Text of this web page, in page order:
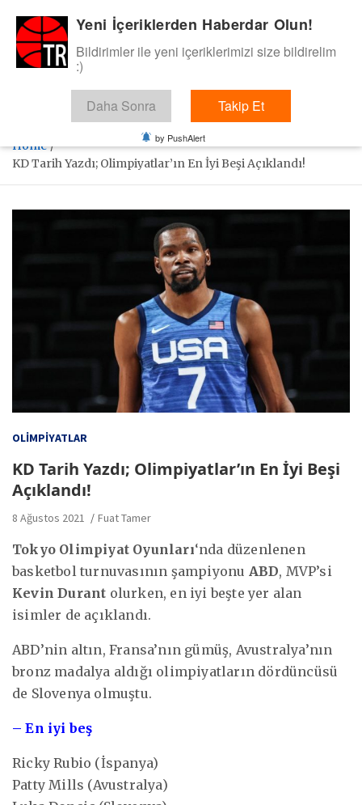
content
BasketTR
Sol dip çizgiden bir basket de bizden gelsin dedik.
Home
KD Tarih Yazdı; Olimpiyatlar’ın En İyi Beşi Açıklandı!
OLIMPIYATLAR
KD Tarih Yazdı; Olimpiyatlar’ın En İyi Beşi
Açıklandı!
8 Ağustos 2021 Fuat Tamer
Tokyo Olimpiyat Oyunları‘nda düzenlenen
basketbol turnuvasının şampiyonu ABD, MVP’si
Kevin Durant olurken, en iyi beşte yer alan
isimler de açıklandı.
ABD’nin altın, Fransa’nın gümüş, Avustralya’nın
bronz madalya aldığı olimpiyatların dördüncüsü
de Slovenya olmuştu.
– En iyi beş
Ricky Rubio (İspanya)
Patty Mills (Avustralya)
Yeni İçeriklerden Haberdar Olun!
Bildirimler ile yeni içeriklerimizi size bildirelim
:)
Daha Sonra Takip Et
by PushAlert